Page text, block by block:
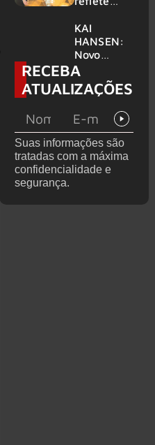
futuro e
levanta
possibilida
de de
deixar os
palcos
KAI
HANSEN:
Novo
single
‘Welcome
To Life’ é
RECEBA
ATUALIZAÇÕES
Suas informações são
tratadas com a máxima
confidencialidade e
segurança.